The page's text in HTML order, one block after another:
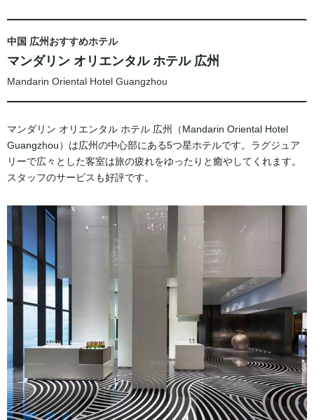
【ザ リッツ カールトン 広州】
【ダブルツリー バイ ヒルトン ホテル 広州 サイエンス シティ】
【ホテル ニッコー 広州】
【インターコンチネンタル 広州 エキシビジョン センター】
中国 広州おすすめホテル
マンダリン オリエンタル ホテル 広州
Mandarin Oriental Hotel Guangzhou
マンダリン オリエンタル ホテル 広州（Mandarin Oriental Hotel
Guangzhou）は広州の中心部にある5つ星ホテルです。ラグジュア
リーで広々とした客室は旅の疲れをゆったりと癒やしてくれます。
スタッフのサービスも好評です。